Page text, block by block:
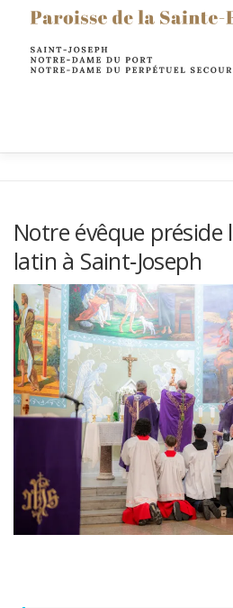
principal
AGIR & SERVIR ENFANTS
ADULTES INFOS PRATIQUES
RESTONS EN CONTACT !
Notre évêque préside
latin à Saint‑Joseph